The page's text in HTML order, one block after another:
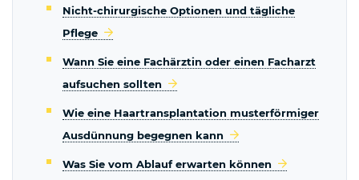
Nicht-chirurgische Optionen und tägliche
Pflege
Wann Sie eine Fachärztin oder einen Facharzt
aufsuchen sollten
Wie eine Haartransplantation musterförmiger
Ausdünnung begegnen kann
Was Sie vom Ablauf erwarten können